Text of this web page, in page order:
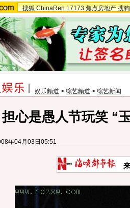
搜狐 ChinaRen 17173 焦点房地产 搜狗
娱乐频道 > 综艺频道 > 综艺新闻
担心是愚人节玩笑 “
年04月03日05:51